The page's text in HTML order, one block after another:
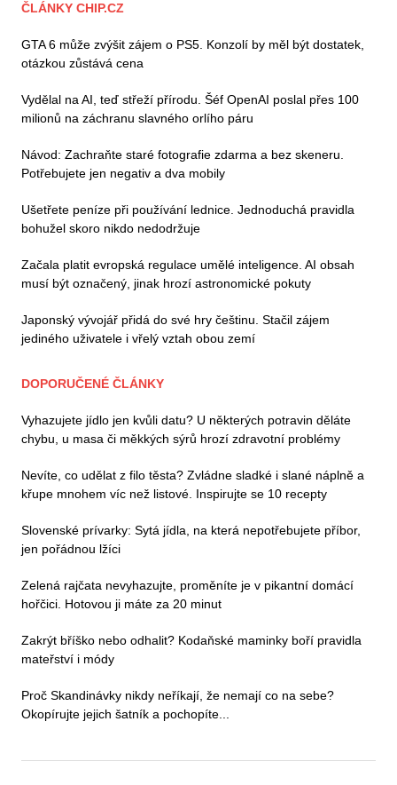
ČLÁNKY CHIP.CZ
GTA 6 může zvýšit zájem o PS5. Konzolí by měl být dostatek,
otázkou zůstává cena
Vydělal na AI, teď střeží přírodu. Šéf OpenAI poslal přes 100
milionů na záchranu slavného orlího páru
Návod: Zachraňte staré fotografie zdarma a bez skeneru.
Potřebujete jen negativ a dva mobily
Ušetřete peníze při používání lednice. Jednoduchá pravidla
bohužel skoro nikdo nedodržuje
Začala platit evropská regulace umělé inteligence. AI obsah
musí být označený, jinak hrozí astronomické pokuty
Japonský vývojář přidá do své hry češtinu. Stačil zájem
jediného uživatele i vřelý vztah obou zemí
DOPORUČENÉ ČLÁNKY
Vyhazujete jídlo jen kvůli datu? U některých potravin děláte
chybu, u masa či měkkých sýrů hrozí zdravotní problémy
Nevíte, co udělat z filo těsta? Zvládne sladké i slané náplně a
křupe mnohem víc než listové. Inspirujte se 10 recepty
Slovenské prívarky: Sytá jídla, na která nepotřebujete příbor,
jen pořádnou lžíci
Zelená rajčata nevyhazujte, proměníte je v pikantní domácí
hořčici. Hotovou ji máte za 20 minut
Zakrýt bříško nebo odhalit? Kodaňské maminky boří pravidla
mateřství i módy
Proč Skandinávky nikdy neříkají, že nemají co na sebe?
Okopírujte jejich šatník a pochopíte...